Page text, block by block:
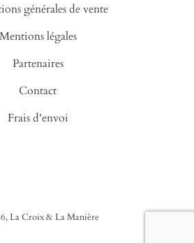
générales de vente
Mentions légales
Partenaires
Contact
Frais d'envoi
La Croix & La Manière